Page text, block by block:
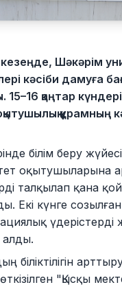
кезеңде, Шәкәрім
кәсіби дамуға
қаңтар
білім беру
оқытушыларына
талқылап қана
Екі күнге
үдерістерді
алды.
"Қысқы